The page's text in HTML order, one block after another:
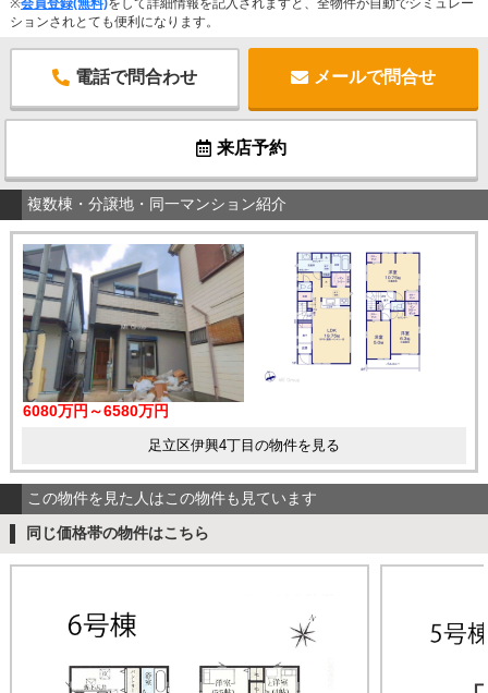
ションされとても便利になります。
電話で問合わせ メールで問合せ
来店予約
複数棟・分譲地・同一マンション紹介
6080万円～6580万円
足立区伊興4丁目の物件を見る
この物件を見た人はこの物件も見ています
同じ価格帯の物件はこちら